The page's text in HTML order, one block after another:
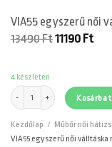
VIA55 egyszerű női
13490FtOriginal
11190 Ft
4 készleten
VIA55 egyszerű női válltáska,
Kosárba
Kezdőlap / Műbőr női
VIA55 egyszerű női